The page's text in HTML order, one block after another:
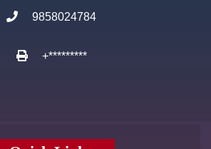
9858024784
+*********